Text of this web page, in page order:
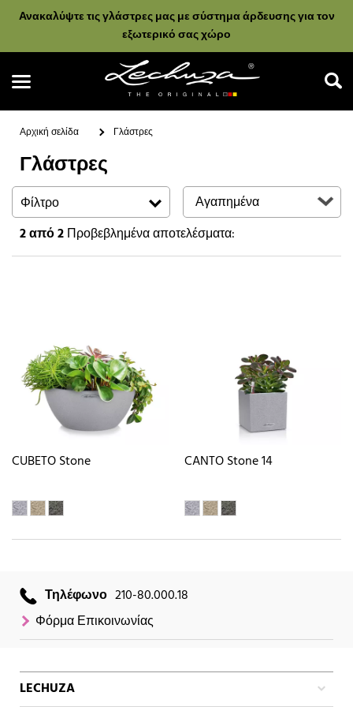
Ανακαλύψτε τις γλάστρες μας με σύστημα άρδευσης για τον
εξωτερικό σας χώρο
Αναζήτηση
Αρχική σελίδα Γλάστρες
Γλάστρες
Φίλτρο
2από 2Προβεβλημένα αποτελέσματα:
CUBETO Stone CANTO Stone 14
Τηλέφωνο 210-80.000.18
Φόρμα Επικοινωνίας
LECHUZA